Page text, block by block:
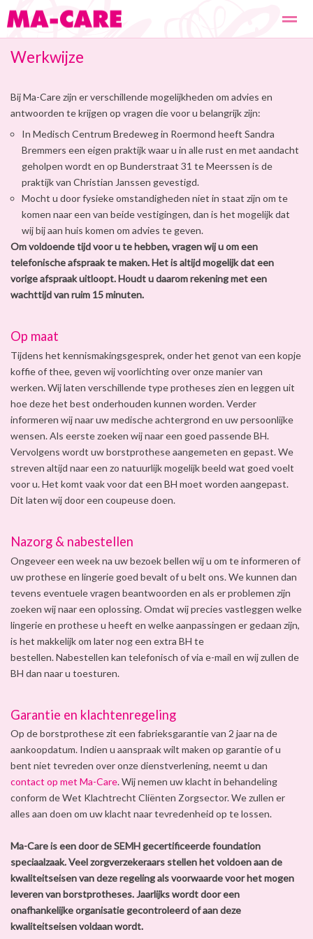
Wat doen we?
Home Locatie Bellen E-mail
Werkwijze
Bij Ma-Care zijn er verschillende mogelijkheden om advies en
antwoorden te krijgen op vragen die voor u belangrijk zijn:
In Medisch Centrum Bredeweg in Roermond heeft Sandra
Bremmers een eigen praktijk waar u in alle rust en met aandacht
geholpen wordt en op Bunderstraat 31 te Meerssen is de
praktijk van Christian Janssen gevestigd.
Mocht u door fysieke omstandigheden niet in staat zijn om te
komen naar een van beide vestigingen, dan is het mogelijk dat
wij bij aan huis komen om advies te geven.
Om voldoende tijd voor u te hebben, vragen wij u om een
telefonische afspraak te maken. Het is altijd mogelijk dat een
vorige afspraak uitloopt. Houdt u daarom rekening met een
wachttijd van ruim 15 minuten.
Op maat
Tijdens het kennismakingsgesprek, onder het genot van een kopje
koffie of thee, geven wij voorlichting over onze manier van
werken. Wij laten verschillende type protheses zien en leggen uit
hoe deze het best onderhouden kunnen worden. Verder
informeren wij naar uw medische achtergrond en uw persoonlijke
wensen. Als eerste zoeken wij naar een goed passende BH.
Vervolgens wordt uw borstprothese aangemeten en gepast. We
streven altijd naar een zo natuurlijk mogelijk beeld wat goed voelt
voor u. Het komt vaak voor dat een BH moet worden aangepast.
Dit laten wij door een coupeuse doen.
Nazorg & nabestellen
Ongeveer een week na uw bezoek bellen wij u om te informeren of
uw prothese en lingerie goed bevalt of u belt ons. We kunnen dan
tevens eventuele vragen beantwoorden en als er problemen zijn
zoeken wij naar een oplossing. Omdat wij precies vastleggen welke
lingerie en prothese u heeft en welke aanpassingen er gedaan zijn,
is het makkelijk om later nog een extra BH te
bestellen. Nabestellen kan telefonisch of via e-mail en wij zullen de
BH dan naar u toesturen.
Garantie en klachtenregeling
Op de borstprothese zit een fabrieksgarantie van 2 jaar na de
aankoopdatum. Indien u aanspraak wilt maken op garantie of u
bent niet tevreden over onze dienstverlening, neemt u dan
contact op met Ma-Care. Wij nemen uw klacht in behandeling
conform de Wet Klachtrecht Cliënten Zorgsector. We zullen er
alles aan doen om uw klacht naar tevredenheid op te lossen.
Ma-Care is een door de SEMH gecertificeerde foundation
speciaalzaak. Veel zorgverzekeraars stellen het voldoen aan de
kwaliteitseisen van deze regeling als voorwaarde voor het mogen
leveren van borstprotheses. Jaarlijks wordt door een
onafhankelijke organisatie gecontroleerd of aan deze
kwaliteitseisen voldaan wordt.